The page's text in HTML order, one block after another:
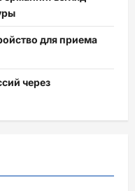
для приема
через